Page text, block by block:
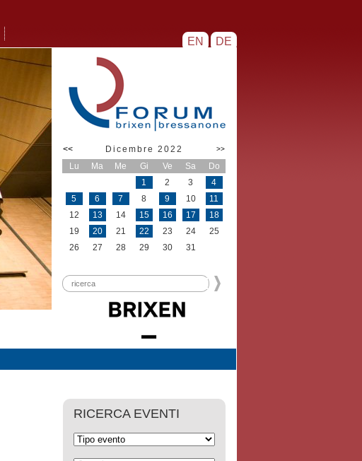
EN DE
<< Dicembre 2022 >>
Lu Ma Me Gi Ve Sa
Do
1
2 3
4
5
6 7 8 9 10
11
12
13 14 15 16 17
18
19
20 21 22 23 24
25
26
27 28 29 30 31
RICERCA EVENTI